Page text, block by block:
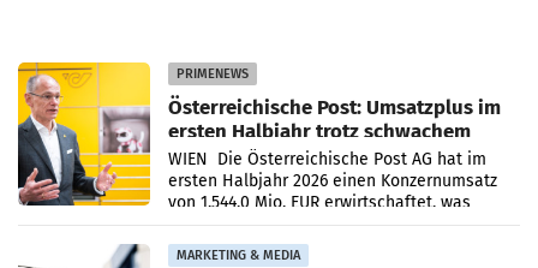
PRIMENEWS
Österreichische Post: Umsatzplus im
ersten Halbjahr trotz schwachem
Briefgeschäft
WIEN Die Österreichische Post AG hat im
ersten Halbjahr 2026 einen Konzernumsatz
von 1.544,0 Mio. EUR erwirtschaftet, was
einem Plus von 3,8 Prozent gegenüber dem
Vergleichszeitraum
MARKETING & MEDIA